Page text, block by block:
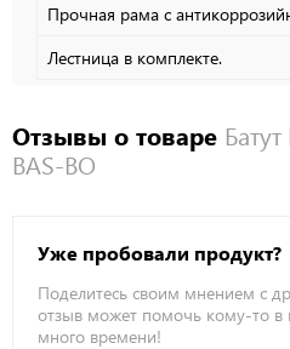
Прочная рама с
Лестница в комплекте.
Отзывы о товаре
BAS-BO
Уже пробовали продукт?
Поделитесь своим мнением с
отзыв может помочь кому-то в
много времени!